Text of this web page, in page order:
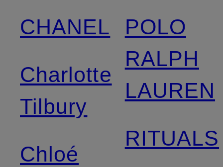
CHANEL
Charlotte
Tilbury
Chloé
POLO
RALPH
LAUREN
RITUALS